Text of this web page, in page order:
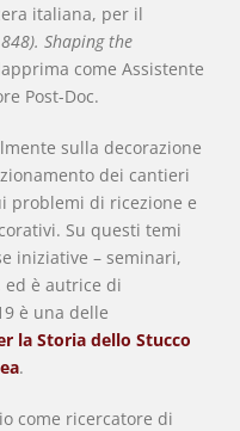
italiana, per il
Shaping the
come Assistente
Post-Doc.
sulla decorazione
dei cantieri
problemi di ricezione e
Su questi temi
iniziative – seminari,
ed è autrice di
è una delle
la Storia dello Stucco
.
come ricercatore di